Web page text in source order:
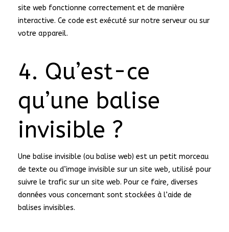
site web fonctionne correctement et de manière
interactive. Ce code est exécuté sur notre serveur ou sur
votre appareil.
4. Qu’est-ce
qu’une balise
invisible ?
Une balise invisible (ou balise web) est un petit morceau
de texte ou d’image invisible sur un site web, utilisé pour
suivre le trafic sur un site web. Pour ce faire, diverses
données vous concernant sont stockées à l’aide de
balises invisibles.